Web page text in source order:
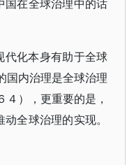
国在全球治理中的话
代化本身有助于全球
国内治理是全球治理
４），更重要的是，
全球治理的实现。